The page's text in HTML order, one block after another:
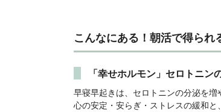
こんなにある！朝活で得られ
「幸せホルモン」セロトニン
早寝早起きは、セロトニンの分泌を増
心の安定・安らぎ・ストレスの緩和と